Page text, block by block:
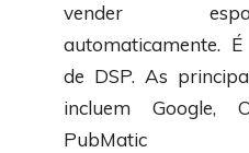
vender
automaticamente.
de DSP. As
incluem Google,
PubMatic